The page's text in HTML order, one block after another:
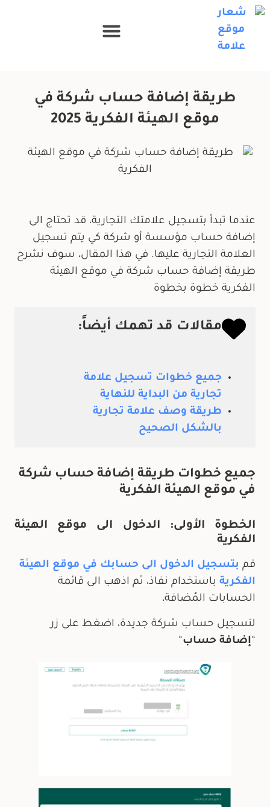
طريقة إضافة حساب شركة في
موقع الهيئة الفكرية 2025
عندما تبدأ بتسجيل علامتك التجارية، قد تحتاج الى
إضافة حساب مؤسسة أو شركة كي يتم تسجيل
العلامة التجارية عليها. في هذا المقال، سوف نشرح
طريقة إضافة حساب شركة في موقع الهيئة
الفكرية خطوة بخطوة
مقالات قد تهمك أيضاً:
جميع خطوات تسجيل علامة
تجارية من البداية للنهاية
طريقة وصف علامة تجارية
بالشكل الصحيح
جميع خطوات طريقة إضافة حساب شركة
في موقع الهيئة الفكرية
الخطوة الأولى: الدخول الى موقع الهيئة
الفكرية
قم بتسجيل الدخول الى حسابك في موقع الهيئة
الفكرية باستخدام نفاذ، ثم اذهب الى قائمة
الحسابات المُضافة،
لتسجيل حساب شركة جديدة، اضغط على زر
“إضافة حساب“